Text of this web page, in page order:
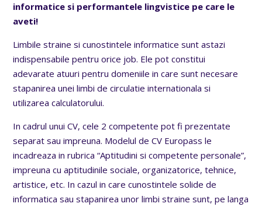
informatice si performantele lingvistice pe care le
aveti!
Limbile straine si cunostintele informatice sunt astazi
indispensabile pentru orice job. Ele pot constitui
adevarate atuuri pentru domeniile in care sunt necesare
stapanirea unei limbi de circulatie internationala si
utilizarea calculatorului.
In cadrul unui CV, cele 2 competente pot fi prezentate
separat sau impreuna. Modelul de CV Europass le
incadreaza in rubrica “Aptitudini si competente personale”,
impreuna cu aptitudinile sociale, organizatorice, tehnice,
artistice, etc. In cazul in care cunostintele solide de
informatica sau stapanirea unor limbi straine sunt, pe langa